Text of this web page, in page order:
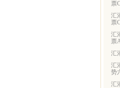
票
汇
票
汇
票
汇
汇
势
汇